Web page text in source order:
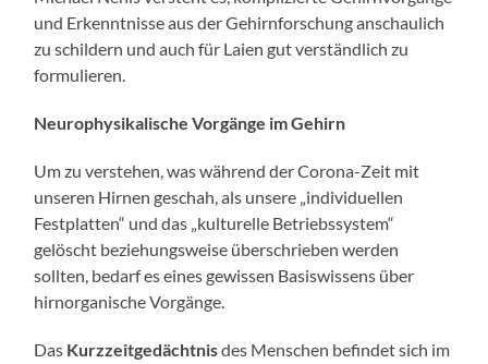
und Erkenntnisse aus der Gehirnforschung anschaulich
zu schildern und auch für Laien gut verständlich zu
formulieren.
Neurophysikalische Vorgänge im Gehirn
Um zu verstehen, was während der Corona-Zeit mit
unseren Hirnen geschah, als unsere „individuellen
Festplatten“ und das „kulturelle Betriebssystem“
gelöscht beziehungsweise überschrieben werden
sollten, bedarf es eines gewissen Basiswissens über
hirnorganische Vorgänge.
Das Kurzzeitgedächtnisdes Menschen befindet sich im